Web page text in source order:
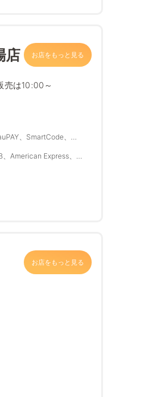
店 お店をもっと見る
は10:00～
、SmartCode、
American Express、
お店をもっと見る